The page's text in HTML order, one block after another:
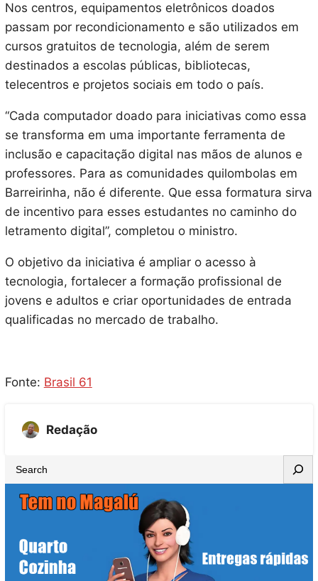
Nos centros, equipamentos eletrônicos doados
passam por recondicionamento e são utilizados em
cursos gratuitos de tecnologia, além de serem
destinados a escolas públicas, bibliotecas,
telecentros e projetos sociais em todo o país.
“Cada computador doado para iniciativas como essa
se transforma em uma importante ferramenta de
inclusão e capacitação digital nas mãos de alunos e
professores. Para as comunidades quilombolas em
Barreirinha, não é diferente. Que essa formatura sirva
de incentivo para esses estudantes no caminho do
letramento digital”, completou o ministro.
O objetivo da iniciativa é ampliar o acesso à
tecnologia, fortalecer a formação profissional de
jovens e adultos e criar oportunidades de entrada
qualificadas no mercado de trabalho.
Fonte: Brasil 61
Redação
e